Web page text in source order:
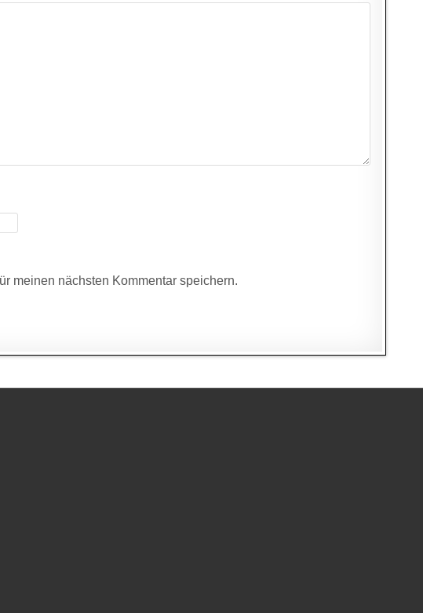
meinen nächsten Kommentar speichern.